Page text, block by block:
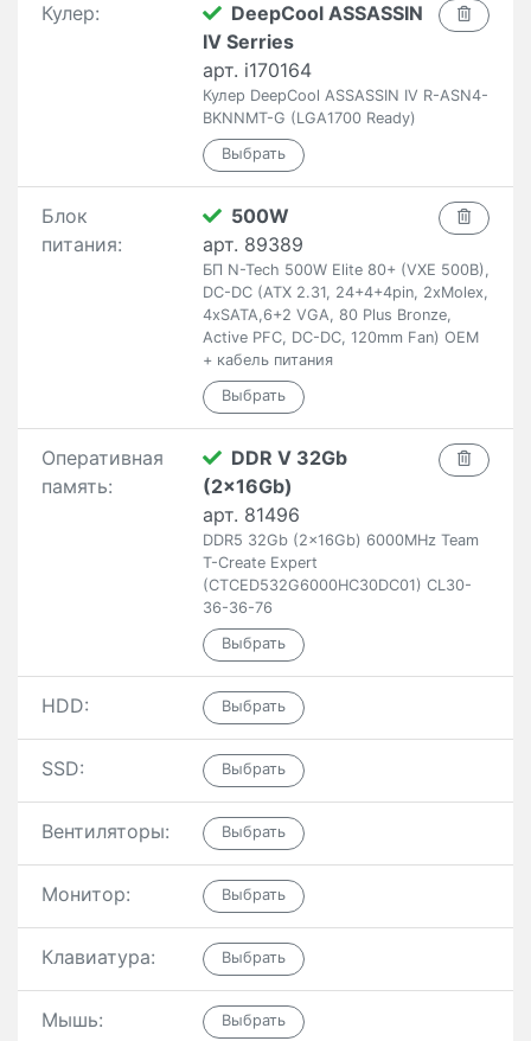
Кулер:
DeepCool ASSASSIN
IV Serries
арт. i170164
Кулер DeepCool ASSASSIN IV R-ASN4-
BKNNMT-G (LGA1700 Ready)
Блок
питания:
500W
арт. 89389
БП N-Tech 500W Elite 80+ (VXE 500B),
DC-DC (ATX 2.31, 24+4+4pin, 2xMolex,
4xSATA,6+2 VGA, 80 Plus Bronze,
Active PFC, DC-DC, 120mm Fan) OEM
+ кабель питания
Оперативная
память:
DDR V 32Gb
(2x16Gb)
арт. 81496
DDR5 32Gb (2x16Gb) 6000MHz Team
T-Create Expert
(CTCED532G6000HC30DC01) CL30-
36-36-76
HDD:
SSD:
Вентиляторы:
Монитор:
Клавиатура:
Мышь: